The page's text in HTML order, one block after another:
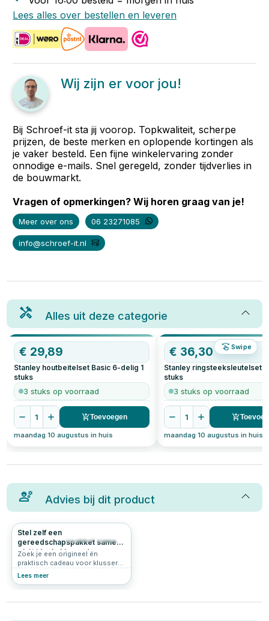
Lees alles over bestellen en leveren
Wij zijn er voor jou!
Bij Schroef-it sta jij voorop. Topkwaliteit, scherpe
prijzen, de beste merken en oplopende kortingen als
je vaker besteld. Een fijne winkelervaring zonder
onnodige e-mails. Snel geregeld, zonder tijdverlies in
de bouwmarkt.
Vragen of opmerkingen? Wij horen graag van je!
Meer over ons 06 23271085
info@schroef-it.nl
Alles uit deze categorie
Swipe
OP=OP
€ 29,89
Stanley houtbeitelset Basic 6-delig 1
stuks
3 stuks op voorraad
1 Toevoegen
maandag 10 augustus in huis
OP=OP
€ 36,30
Stanley ringsteeksleutelset
stuks
3 stuks op voorraad
1
maandag 10 augustus in huis
Advies bij dit product
Stel zelf een
gereedschapspakket samen
– hét ideale klus cadeau
Zoek je een origineel én
praktisch cadeau voor klussers?
Bijvoorbeeld voor iemand die op
Lees meer